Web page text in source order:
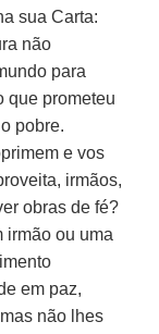
sua Carta:
não
para
que prometeu
pobre.
e vos
irmãos,
obras de fé?
irmão ou uma
em paz,
não lhes